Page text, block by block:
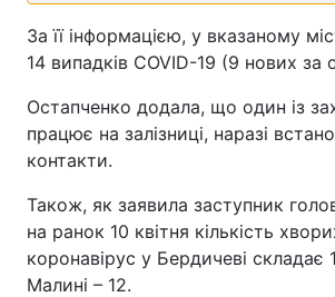
Тема оформлення
За її інформацією, у вказаному
14 випадків COVID-19 (9 нових за
Остапченко додала, що один із
працює на залізниці, наразі
контакти.
Також, як заявила заступник
на ранок 10 квітня кількість
коронавірус у Бердичеві складає
Малині – 12.